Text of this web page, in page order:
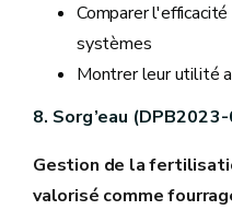
Comparer
systèmes
Montrer leur utilité
8. Sorg’eau
Gestion de la
valorisé comme